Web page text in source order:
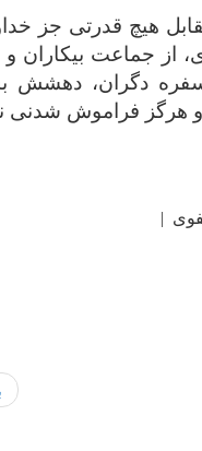
هیچ قدرتی جز
جماعت بیکاران و
دگران، دهشش
هرگز فراموش شدنی